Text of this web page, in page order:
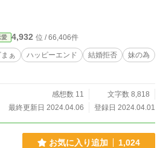
愛 4,932 位 / 66,406件
ぁ ハッピーエンド 結婚拒否
妹の為
感想数 11
文字数 8,818
最終更新日 2024.04.06
登録日 2024.04.01
お気に入り追加 1,024